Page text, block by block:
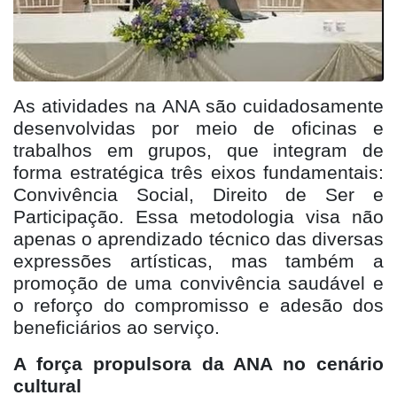
As atividades na ANA são cuidadosamente
desenvolvidas por meio de oficinas e
trabalhos em grupos, que integram de
forma estratégica três eixos fundamentais:
Convivência Social, Direito de Ser e
Participação. Essa metodologia visa não
apenas o aprendizado técnico das diversas
expressões artísticas, mas também a
promoção de uma convivência saudável e
o reforço do compromisso e adesão dos
beneficiários ao serviço.
A força propulsora da ANA no cenário
cultural